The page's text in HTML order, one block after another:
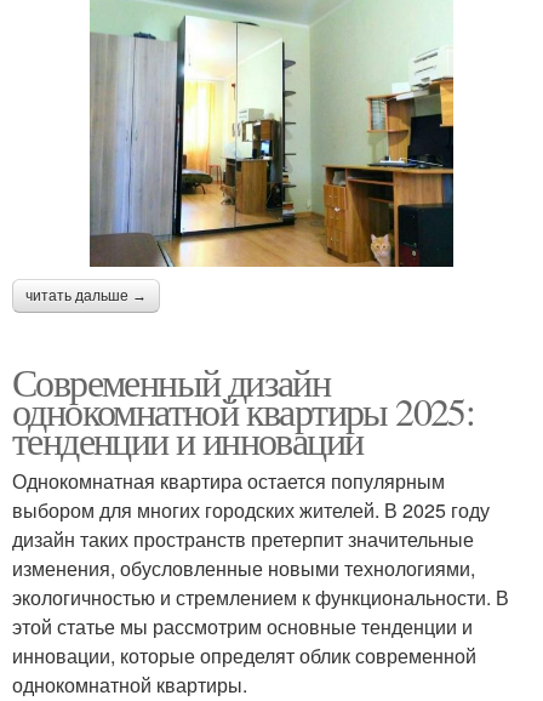
читать дальше →
Современный дизайн
однокомнатной квартиры 2025:
тенденции и инновации
Однокомнатная квартира остается популярным
выбором для многих городских жителей. В 2025 году
дизайн таких пространств претерпит значительные
изменения, обусловленные новыми технологиями,
экологичностью и стремлением к функциональности. В
этой статье мы рассмотрим основные тенденции и
инновации, которые определят облик современной
однокомнатной квартиры.